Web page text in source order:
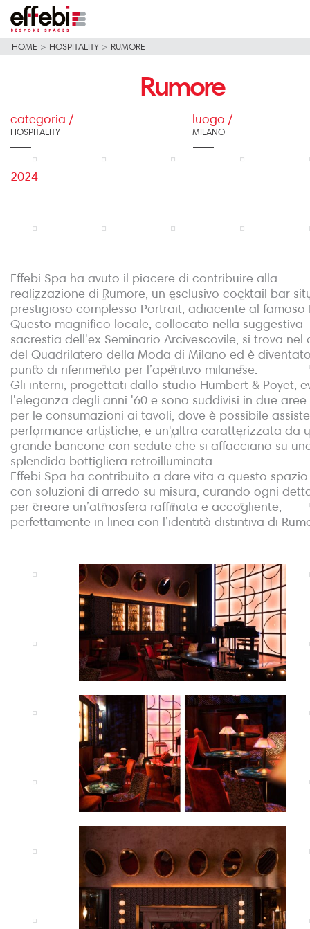
HOME > HOSPITALITY > RUMORE
Rumore
categoria /
HOSPITALITY
luogo /
MILANO
2024
Effebi Spa ha avuto il piacere di contribuire alla
realizzazione di Rumore, un esclusivo cocktail bar
prestigioso complesso Portrait, adiacente al famoso
Questo magnifico locale, collocato nella suggestiva
sacrestia dell'ex Seminario Arcivescovile, si trova nel
del Quadrilatero della Moda di Milano ed è
punto di riferimento per l’aperitivo milanese.
Gli interni, progettati dallo studio Humbert & Poyet,
l'eleganza degli anni '60 e sono suddivisi in due
per le consumazioni ai tavoli, dove è possibile
performance artistiche, e un'altra caratterizzata da
grande bancone con sedute che si affacciano su
splendida bottigliera retroilluminata.
Effebi Spa ha contribuito a dare vita a questo
con soluzioni di arredo su misura, curando ogni
per creare un’atmosfera raffinata e accogliente,
perfettamente in linea con l’identità distintiva di